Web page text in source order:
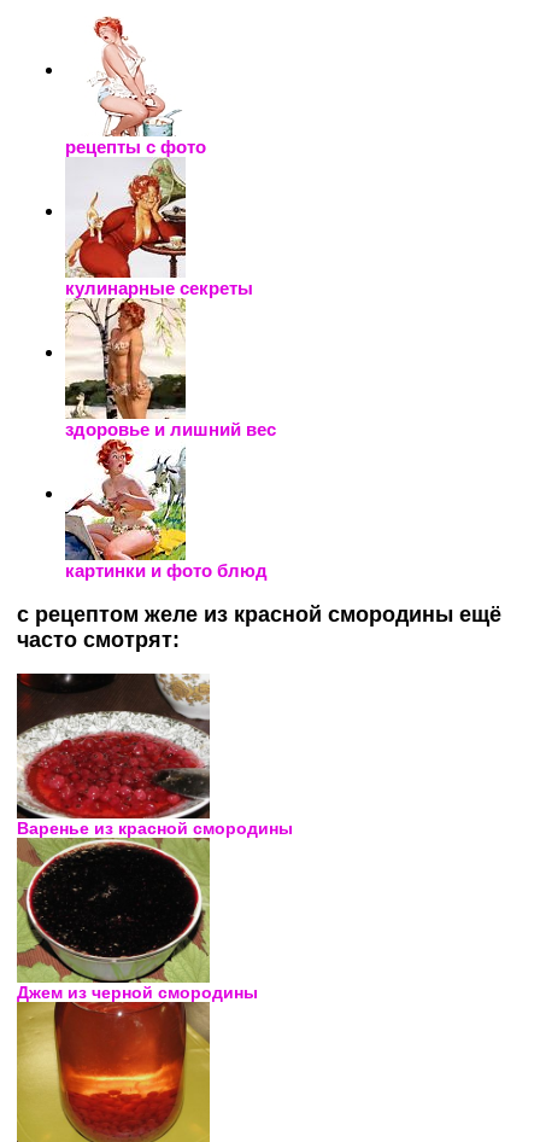
рецепты с фото
кулинарные секреты
здоровье и лишний вес
картинки и фото блюд
с рецептом желе из красной смородины ещё
часто смотрят:
Варенье из красной смородины
Джем из черной смородины